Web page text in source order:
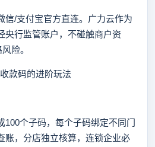
/支付宝官方直连。广力云作为
央行监管账户，不碰触商户资
险。
款码的进阶玩法
个子码，每个子码绑定不同门
账，分店独立核算，连锁企业必